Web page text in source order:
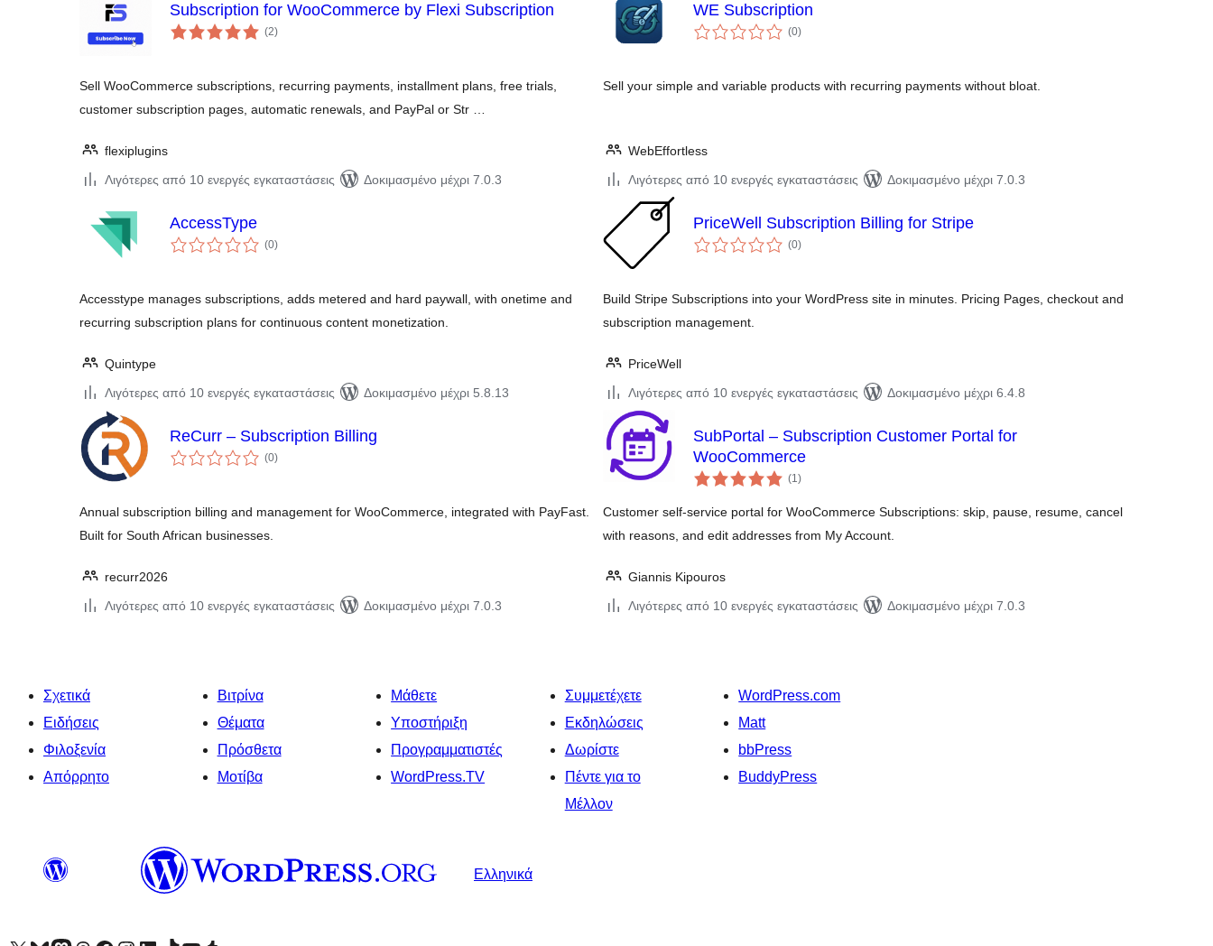
Subscription for WooCommerce by Flexi Subscription
(2αξιολογήσεις
σύνολο
)
Sell WooCommerce subscriptions, recurring payments, installment plans, free trials,
customer subscription pages, automatic renewals, and PayPal or Str …
flexiplugins
Λιγότερες από 10 ενεργές εγκαταστάσεις
Δοκιμασμένο μέχρι 7.0.3
WE Subscription
(0αξιολογήσεις
σύνολο
)
Sell your simple and variable products with recurring payments without bloat.
WebEffortless
Λιγότερες από 10 ενεργές εγκαταστάσεις
Δοκιμασμένο μέχρι 7.0.3
AccessType
(0αξιολογήσεις
σύνολο
)
Accesstype manages subscriptions, adds metered and hard paywall, with onetime and
recurring subscription plans for continuous content monetization.
Quintype
Λιγότερες από 10 ενεργές εγκαταστάσεις
Δοκιμασμένο μέχρι 5.8.13
PriceWell Subscription Billing for Stripe
(0αξιολογήσεις
σύνολο
)
Build Stripe Subscriptions into your WordPress site in minutes. Pricing Pages, checkout and
subscription management.
PriceWell
Λιγότερες από 10 ενεργές εγκαταστάσεις
Δοκιμασμένο μέχρι 6.4.8
ReCurr – Subscription Billing
(0αξιολογήσεις
σύνολο
)
Annual subscription billing and management for WooCommerce, integrated with PayFast.
Built for South African businesses.
recurr2026
Λιγότερες από 10 ενεργές εγκαταστάσεις
Δοκιμασμένο μέχρι 7.0.3
SubPortal – Subscription Customer Portal for
WooCommerce
(1αξιολογήσεις
σύνολο
)
Customer self-service portal for WooCommerce Subscriptions: skip, pause, resume, cancel
with reasons, and edit addresses from My Account.
Giannis Kipouros
Λιγότερες από 10 ενεργές εγκαταστάσεις
Δοκιμασμένο μέχρι 7.0.3
Σχετικά
Ειδήσεις
Φιλοξενία
Απόρρητο
Βιτρίνα
Θέματα
Πρόσθετα
Μοτίβα
Μάθετε
Υποστήριξη
Προγραμματιστές
WordPress.TV
Συμμετέχετε
Εκδηλώσεις
Δωρίστε
Πέντε για το
Μέλλον
WordPress.com
Matt
bbPress
BuddyPress
Ελληνικά